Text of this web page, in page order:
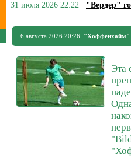
31 июля 2026 22:22 "Вердер"
6 августа 2026 20:26 "Хоффенхайм"
Эта